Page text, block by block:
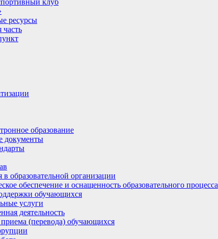
клуб
ресурсы
часть
образование
документы
образовательной организации
обеспечение и оснащенность образовательного процесса
обучающихся
услуги
деятельность
(перевода) обучающихся